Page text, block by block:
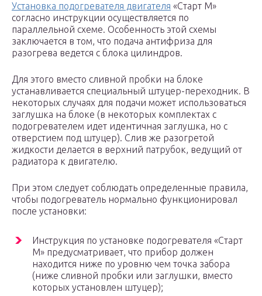
Установка подогревателя двигателя «Старт М»
согласно инструкции осуществляется по
параллельной схеме. Особенность этой схемы
заключается в том, что подача антифриза для
разогрева ведется с блока цилиндров.
Для этого вместо сливной пробки на блоке
устанавливается специальный штуцер-переходник. В
некоторых случаях для подачи может использоваться
заглушка на блоке (в некоторых комплектах с
подогревателем идет идентичная заглушка, но с
отверстием под штуцер). Слив же разогретой
жидкости делается в верхний патрубок, ведущий от
радиатора к двигателю.
При этом следует соблюдать определенные правила,
чтобы подогреватель нормально функционировал
после установки:
Инструкция по установке подогревателя «Старт
М» предусматривает, что прибор должен
находится ниже по уровню чем точка забора
(ниже сливной пробки или заглушки, вместо
которых установлен штуцер);